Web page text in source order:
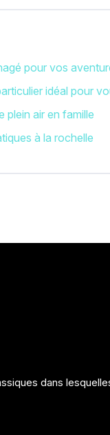
pour vos
idéal pour
plein air en famille
à la rochelle
dans